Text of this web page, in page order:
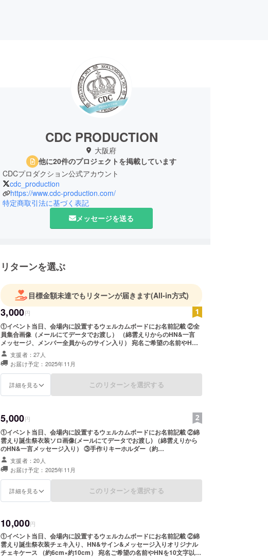
CDC PRODUCTION
大阪府
他に20件のプロジェクトを掲載しています
CDCプロダクション公式アカウント
cdc_production
https://www.cdc-production.com/
特定商取引法に基づく表記
メッセージを送る
リターンを選ぶ
目標金額未達でもリターンが届きます(All-in方式)
3,000円
①イベント当日、会場内に設置するウェルカムボードにお名前記載 ②全
員集合画像（メールにてデータでお渡し） （綿雲えりからのHN&一言
メッセージ、メンバー全員からのサイン入り） 宛名ご希望の名前やHN
を10文字以内で備考欄にご記入ください。 大好きな○○など、名前以外の
文字が入力されていると判断した場合は、 宛名なしでの画像送付及び
ウェルカムボードへの掲示はなしとなります。 ご注意ください。
支援者：27人
お届け予定：2025年11月
詳細を見る このリターンを選択する
5,000円
①イベント当日、会場内に設置するウェルカムボードにお名前記載 ②綿
雲えり誕生祭衣装ソロ画像(メールにてデータでお渡し) （綿雲えりから
のHN&一言メッセージ入り） ③手作りキーホルダー（約
5.5cm×5.5cm） 宛名ご希望の名前やHNを10文字以内で備考欄にご記入
ください。 大好きな○○など、名前以外の文字が入力されていると判断し
た場合は、 宛名なしでの画像送付及びウェルカムボードへの掲示はなし
となります。 ご注意ください。
支援者：20人
お届け予定：2025年11月
詳細を見る このリターンを選択する
10,000円
①イベント当日、会場内に設置するウェルカムボードにお名前記載 ②綿
雲えり誕生祭衣装チェキ入り、HN&サイン&メッセージ入りオリジナル
チェキケース （約6cm×約10cm） 宛名ご希望の名前やHNを10文字以内